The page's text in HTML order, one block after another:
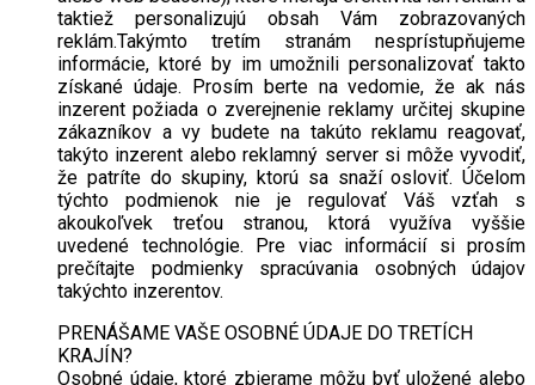
taktiež personalizujú obsah Vám zobrazovaných
reklám.Takýmto tretím stranám nesprístupňujeme
informácie, ktoré by im umožnili personalizovať takto
získané údaje. Prosím berte na vedomie, že ak nás
inzerent požiada o zverejnenie reklamy určitej skupine
zákazníkov a vy budete na takúto reklamu reagovať,
takýto inzerent alebo reklamný server si môže vyvodiť,
že patríte do skupiny, ktorú sa snaží osloviť. Účelom
týchto podmienok nie je regulovať Váš vzťah s
akoukoľvek treťou stranou, ktorá využíva vyššie
uvedené technológie. Pre viac informácií si prosím
prečítajte podmienky spracúvania osobných údajov
takýchto inzerentov.
PRENÁŠAME VAŠE OSOBNÉ ÚDAJE DO TRETÍCH
KRAJÍN?
Osobné údaje, ktoré zbierame môžu byť uložené alebo